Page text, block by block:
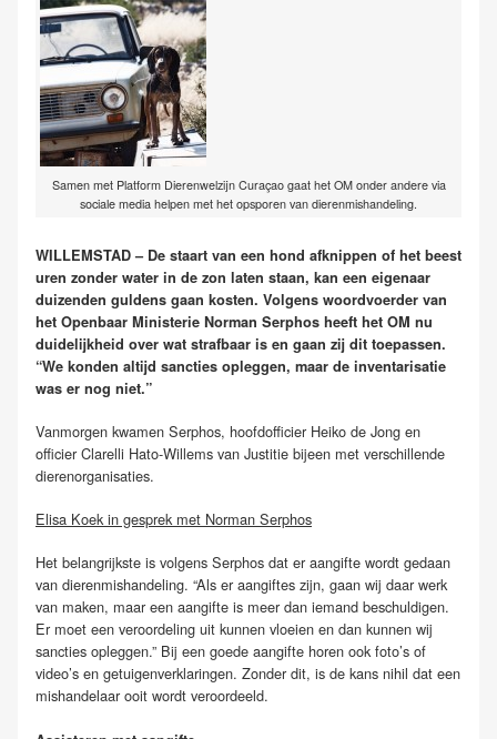
Samen met Platform Dierenwelzijn Curaçao gaat het OM onder andere via
sociale media helpen met het opsporen van dierenmishandeling.
WILLEMSTAD – De staart van een hond afknippen of het beest
uren zonder water in de zon laten staan, kan een eigenaar
duizenden guldens gaan kosten. Volgens woordvoerder van
het Openbaar Ministerie Norman Serphos heeft het OM nu
duidelijkheid over wat strafbaar is en gaan zij dit toepassen.
“We konden altijd sancties opleggen, maar de inventarisatie
was er nog niet.”
Vanmorgen kwamen Serphos, hoofdofficier Heiko de Jong en
officier Clarelli Hato-Willems van Justitie bijeen met verschillende
dierenorganisaties.
Elisa Koek in gesprek met Norman Serphos
Het belangrijkste is volgens Serphos dat er aangifte wordt gedaan
van dierenmishandeling. “Als er aangiftes zijn, gaan wij daar werk
van maken, maar een aangifte is meer dan iemand beschuldigen.
Er moet een veroordeling uit kunnen vloeien en dan kunnen wij
sancties opleggen.” Bij een goede aangifte horen ook foto’s of
video’s en getuigenverklaringen. Zonder dit, is de kans nihil dat een
mishandelaar ooit wordt veroordeeld.